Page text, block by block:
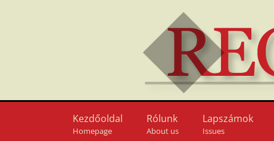
Kezdőoldal
Homepage
Rólunk
About us
Lapszámok
Issues